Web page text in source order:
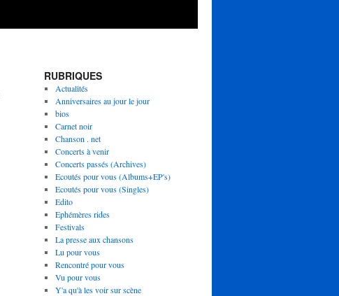
RUBRIQUES
Actualités
Anniversaires au jour le jour
bios
Carnet noir
Chanson . net
Concerts à venir
Concerts passés (Archives)
Ecoutés pour vous (Albums+EP's)
Ecoutés pour vous (Singles)
Edito
Ephémères rides
Festivals
La presse aux chansons
Lu pour vous
Rencontré pour vous
Vu pour vous
Y'a qu'à les voir sur scène